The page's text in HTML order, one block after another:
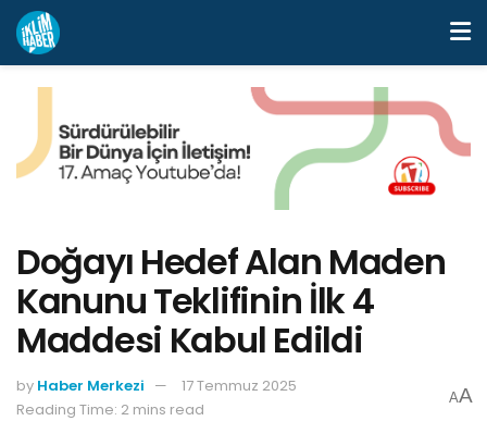
Doğayı Hedef Alan Maden
Kanunu Teklifinin İlk 4
Maddesi Kabul Edildi
by Haber Merkezi
17 Temmuz 2025
Reading Time: 2 mins read
AA